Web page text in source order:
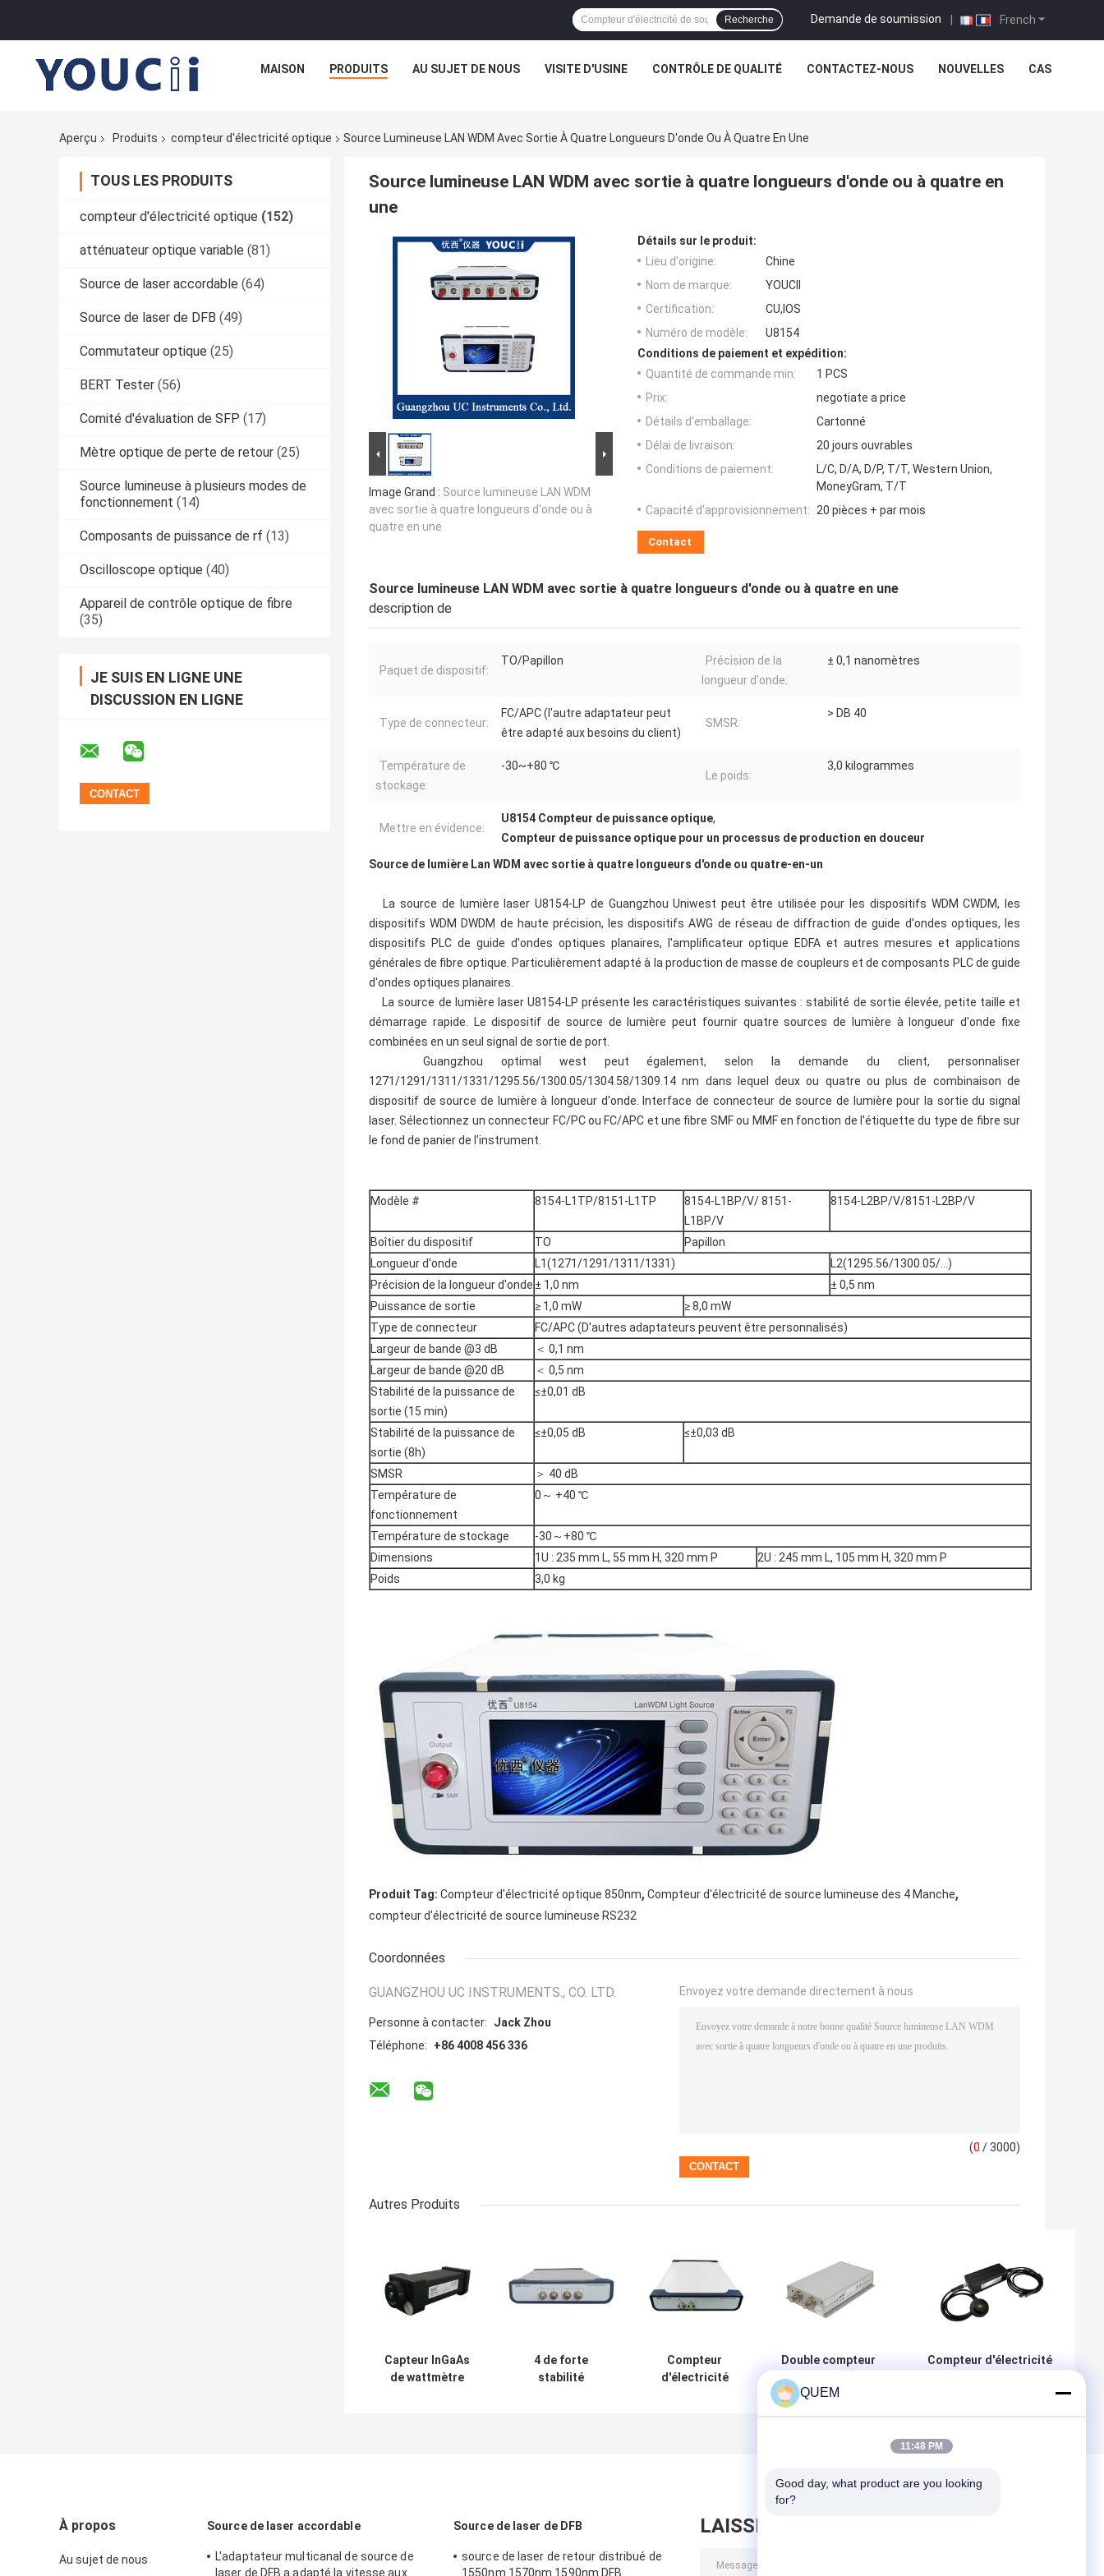
French
Demande de soumission |
Recherche
MAISON PRODUITS AU SUJET DE NOUS VISITE D'USINE CONTRÔLE DE QUALITÉ CONTACTEZ-NOUS NOUVELLES CAS
Aperçu Produits compteur d'électricité optique Source Lumineuse LAN WDM Avec Sortie À Quatre Longueurs D'onde Ou À Quatre En Une
TOUS LES PRODUITS
compteur d'électricité optique (152)
atténuateur optique variable (81)
Source de laser accordable (64)
Source de laser de DFB (49)
Commutateur optique (25)
BERT Tester (56)
Comité d'évaluation de SFP (17)
Mètre optique de perte de retour (25)
Source lumineuse à plusieurs modes de
fonctionnement (14)
Composants de puissance de rf (13)
Oscilloscope optique (40)
Appareil de contrôle optique de fibre
(35)
JE SUIS EN LIGNE UNE
DISCUSSION EN LIGNE
Source lumineuse LAN WDM avec sortie à quatre longueurs d'onde ou à quatre en
une
Image Grand : Source lumineuse LAN WDM
avec sortie à quatre longueurs d'onde ou à
quatre en une
Détails sur le produit:
Lieu d'origine:
Chine
Nom de marque:
YOUCII
Certification:
CU,IOS
Numéro de modèle:
U8154
Conditions de paiement et expédition:
Quantité de commande min:
1 PCS
Prix:
negotiate a price
Détails d'emballage:
Cartonné
Délai de livraison:
20 jours ouvrables
Conditions de paiement:
L/C, D/A, D/P, T/T, Western Union,
MoneyGram, T/T
Capacité d'approvisionnement: 20 pièces + par mois
Contact
Source lumineuse LAN WDM avec sortie à quatre longueurs d'onde ou à quatre en une
description de
Paquet de dispositif:
TO/Papillon
Précision de la
longueur d'onde:
± 0,1 nanomètres
Type de connecteur:
FC/APC (l'autre adaptateur peut
être adapté aux besoins du client)
SMSR:
> DB 40
Température de
stockage:
-30~+80 ℃
Le poids:
3,0 kilogrammes
Mettre en évidence:
U8154 Compteur de puissance optique,
Compteur de puissance optique pour un processus de production en douceur
Source de lumière Lan WDM avec sortie à quatre longueurs d'onde ou quatre-en-un
La source de lumière laser U8154-LP de Guangzhou Uniwest peut être utilisée pour les dispositifs WDM CWDM, les
dispositifs WDM DWDM de haute précision, les dispositifs AWG de réseau de diffraction de guide d'ondes optiques, les
dispositifs PLC de guide d'ondes optiques planaires, l'amplificateur optique EDFA et autres mesures et applications
générales de fibre optique. Particulièrement adapté à la production de masse de coupleurs et de composants PLC de guide
d'ondes optiques planaires.
La source de lumière laser U8154-LP présente les caractéristiques suivantes : stabilité de sortie élevée, petite taille et
démarrage rapide. Le dispositif de source de lumière peut fournir quatre sources de lumière à longueur d'onde fixe
combinées en un seul signal de sortie de port.
Guangzhou optimal west peut également, selon la demande du client, personnaliser
1271/1291/1311/1331/1295.56/1300.05/1304.58/1309.14 nm dans lequel deux ou quatre ou plus de combinaison de
dispositif de source de lumière à longueur d'onde. Interface de connecteur de source de lumière pour la sortie du signal
laser. Sélectionnez un connecteur FC/PC ou FC/APC et une fibre SMF ou MMF en fonction de l'étiquette du type de fibre sur
le fond de panier de l'instrument.
Modèle # 8154-L1TP/8151-L1TP
8154-L1BP/V/ 8151-
L1BP/V
8154-L2BP/V/8151-L2BP/V
Boîtier du dispositif TO
Papillon
Longueur d'onde
L1(1271/1291/1311/1331)
L2(1295.56/1300.05/...)
Précision de la longueur d'onde ± 1,0 nm
± 0,5 nm
Puissance de sortie
≥ 1,0 mW
≥ 8,0 mW
Type de connecteur
FC/APC (D'autres adaptateurs peuvent être personnalisés)
Largeur de bande @3 dB
＜ 0,1 nm
Largeur de bande @20 dB
＜ 0,5 nm
Stabilité de la puissance de
sortie (15 min)
≤±0,01 dB
Stabilité de la puissance de
sortie (8h)
≤±0,05 dB ≤±0,03 dB
SMSR
＞ 40 dB
Température de
fonctionnement
0～ +40 ℃
Température de stockage
-30～+80 ℃
Dimensions
1U : 235 mm L, 55 mm H, 320 mm P
2U : 245 mm L, 105 mm H, 320 mm P
Poids
3,0 kg
Produit Tag: Compteur d'électricité optique 850nm, Compteur d'électricité de source lumineuse des 4 Manche,
compteur d'électricité de source lumineuse RS232
Coordonnées
GUANGZHOU UC INSTRUMENTS., CO. LTD.
Personne à contacter:
Jack Zhou
Téléphone:
+86 4008 456 336
Envoyez votre demande directement à nous
(0 / 3000)
Autres Produits
Capteur InGaAs
de wattmètre
4 de forte
stabilité
Compteur
d'électricité
Double compteur
d'électricité de
source lumineuse
de la Manche mini
Compteur d'électricité
850/980/1310/1510~1640nm
À propos
Au sujet de nous
Source de laser accordable
L'adaptateur multicanal de source de
laser de DFB a adapté la vitesse aux
Source de laser de DFB
source de laser de retour distribué de
1550nm 1570nm 1590nm DFB
LAISSEZ UN MESSAGE
QUEM
11:48 PM
Good day, what product are you looking
for?